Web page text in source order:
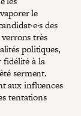
le
des
verrons très
politiques,
fidélité à la
serment.
aux influences
tentations